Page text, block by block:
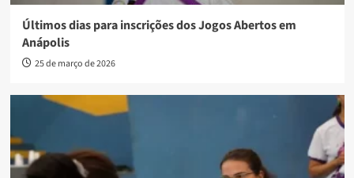
Últimos dias para inscrições dos Jogos Abertos em
Anápolis
25 de março de 2026